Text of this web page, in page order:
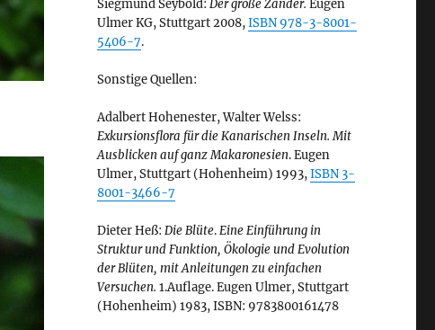
Siegmund Seybold: Der große Zander. Eugen
Ulmer KG, Stuttgart 2008,ISBN 978-3-8001-
5406-7.
Sonstige Quellen:
Adalbert Hohenester, Walter Welss:
Exkursionsflora für die Kanarischen Inseln. Mit
Ausblicken auf ganz Makaronesien. Eugen
Ulmer, Stuttgart (Hohenheim) 1993,ISBN 3-
8001-3466-7
Dieter Heß: Die Blüte.Eine Einführung in
Struktur und Funktion, Ökologie und Evolution
der Blüten, mit Anleitungen zu einfachen
Versuchen. 1.Auflage. Eugen Ulmer, Stuttgart
(Hohenheim) 1983, ISBN: 9783800161478